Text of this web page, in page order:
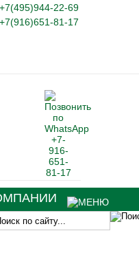
+7(495)944-22-69
+7(916)651-81-17